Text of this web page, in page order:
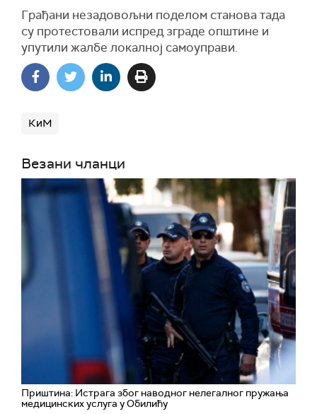
Грађани незадовољни поделом станова тада
су протестовали испред зграде општине и
упутили жалбе локалној самоуправи.
КиМ
Везани чланци
Приштина: Истрага због наводног нелегалног пружања
медицинских услуга у Обилићу